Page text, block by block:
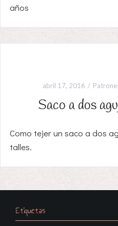
años
abril 17, 2016
Saco a dos
Como tejer un saco a dos
talles.
Etiquetas